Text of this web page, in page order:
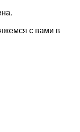
с вами в